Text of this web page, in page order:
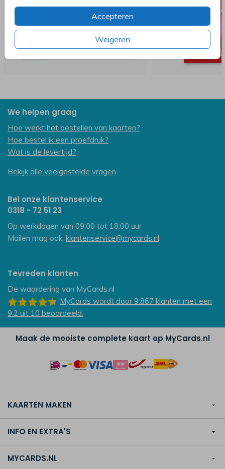
Accepteren
Weigeren
We helpen graag
Hoe werkt het bestellen van kaarten?
Hoe bestel ik een proefdruk?
Wat is de levertijd?
Bekijk alle veelgestelde vragen
Bel onze klantenservice
0318 - 72 51 23
Op werkdagen van 09:00 tot 18:00 uur
Mailen mag ook: klantenservice@mycards.nl
Tevreden klanten
De waardering van MyCards.nl
MyCards wordt door 9.867 klanten met een
9.2 uit 10 beoordeeld.
Maak de mooiste complete kaart op MyCards.nl
KAARTEN MAKEN
INFO EN EXTRA'S
MYCARDS.NL